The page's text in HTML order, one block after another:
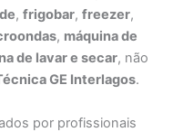
,frigobar,freezer,
, máquina de
de lavar e secar, não
GE Interlagos.
por profissionais